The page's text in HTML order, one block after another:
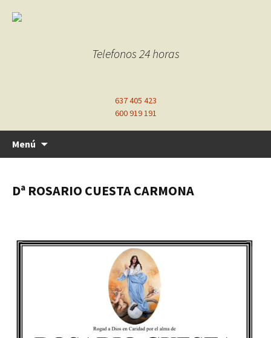
Telefonos 24 horas
637 405 423
600 919 191
Menú
Dª ROSARIO CUESTA CARMONA